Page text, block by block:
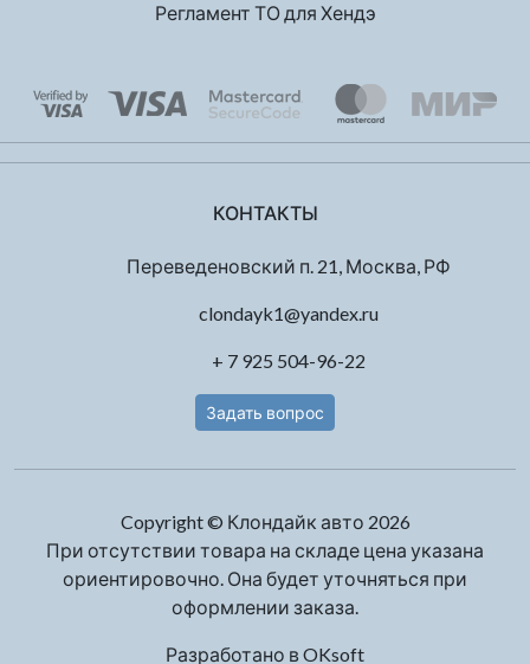
Регламент ТО для Хендэ
КОНТАКТЫ
Переведеновский п. 21, Москва, РФ
clondayk1@yandex.ru
+ 7 925 504-96-22
Задать вопрос
Copyright © Клондайк авто 2026
При отсутствии товара на складе цена указана
ориентировочно. Она будет уточняться при
оформлении заказа.
Разработано в OKsoft